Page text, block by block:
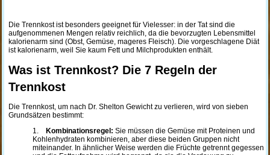
Die Trennkost ist besonders geeignet für Vielesser: in der Tat sind die
aufgenommenen Mengen relativ reichlich, da die bevorzugten Lebensmittel
kalorienarm sind (Obst, Gemüse, mageres Fleisch). Die vorgeschlagene Diät
ist kalorienarm, weil Sie kaum Fett und Milchprodukten enthält.
Was ist Trennkost? Die 7 Regeln der
Trennkost
Die Trennkost, um nach Dr. Shelton Gewicht zu verlieren, wird von sieben
Grundsätzen bestimmt:
1.
Kombinationsregel: Sie müssen die Gemüse mit Proteinen und
Kohlenhydraten kombinieren, aber diese beiden Gruppen nicht
miteinander. In ähnlicher Weise werden die Früchte getrennt gegessen